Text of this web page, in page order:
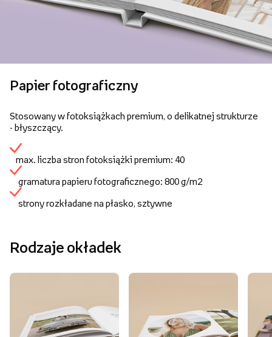
Papier fotograficzny
Stosowany w fotoksiążkach premium, o delikatnej strukturze
- błyszczący.
max. liczba stron fotoksiążki premium: 40
gramatura papieru fotograficznego: 800 g/m2
strony rozkładane na płasko, sztywne
Rodzaje okładek